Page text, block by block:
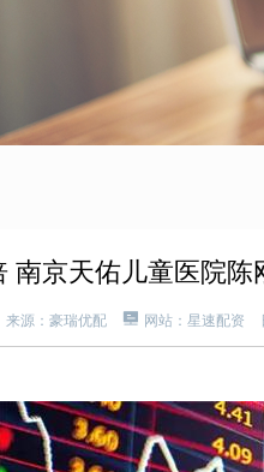
南京天佑儿童医院
来源：豪瑞优配 网站：星速配资